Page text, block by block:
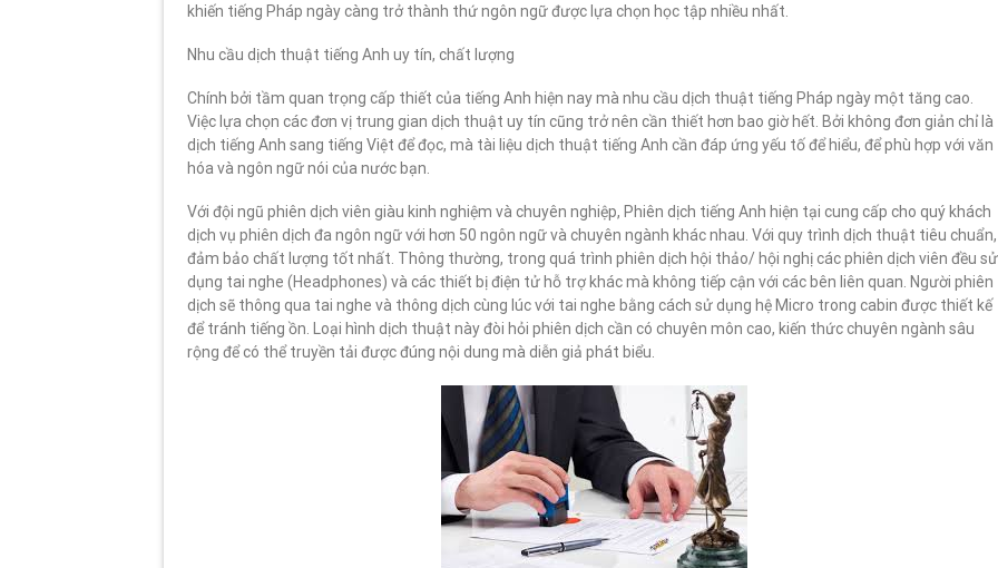
khiến tiếng Pháp ngày càng trở thành thứ ngôn ngữ được lựa chọn học tập nhiều nhất.
Nhu cầu dịch thuật tiếng Anh uy tín, chất lượng
Chính bởi tầm quan trọng cấp thiết của tiếng Anh hiện nay mà nhu cầu dịch thuật tiếng Pháp ngày một tăng cao.
Việc lựa chọn các đơn vị trung gian dịch thuật uy tín cũng trở nên cần thiết hơn bao giờ hết. Bởi không đơn giản chỉ là
dịch tiếng Anh sang tiếng Việt để đọc, mà tài liệu dịch thuật tiếng Anh cần đáp ứng yếu tố để hiểu, để phù hợp với văn
hóa và ngôn ngữ nói của nước bạn.
Với đội ngũ phiên dịch viên giàu kinh nghiệm và chuyên nghiệp, Phiên dịch tiếng Anh hiện tại cung cấp cho quý khách
dịch vụ phiên dịch đa ngôn ngữ với hơn 50 ngôn ngữ và chuyên ngành khác nhau. Với quy trình dịch thuật tiêu chuẩn,
đảm bảo chất lượng tốt nhất. Thông thường, trong quá trình phiên dịch hội thảo/ hội nghị các phiên dịch viên đều sử
dụng tai nghe (Headphones) và các thiết bị điện tử hỗ trợ khác mà không tiếp cận với các bên liên quan. Người phiên
dịch sẽ thông qua tai nghe và thông dịch cùng lúc với tai nghe bằng cách sử dụng hệ Micro trong cabin được thiết kế
để tránh tiếng ồn. Loại hình dịch thuật này đòi hỏi phiên dịch cần có chuyên môn cao, kiến thức chuyên ngành sâu
rộng để có thể truyền tải được đúng nội dung mà diễn giả phát biểu.